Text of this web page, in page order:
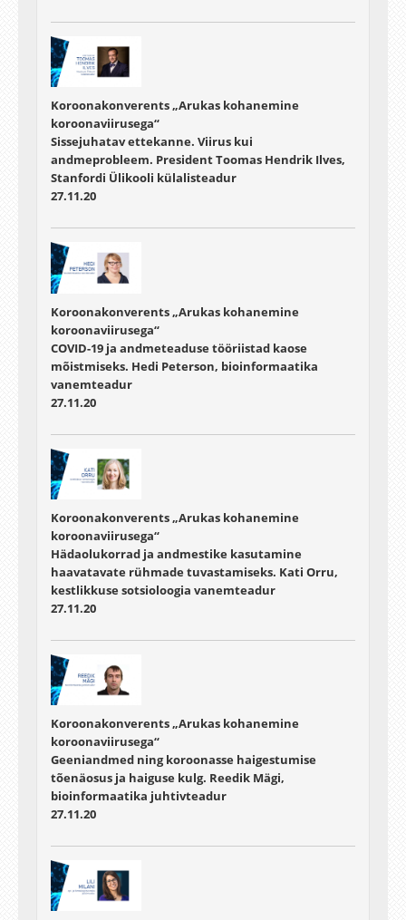
Koroonakonverents „Arukas kohanemine
koroonaviirusega“
Sissejuhatav ettekanne. Viirus kui
andmeprobleem. President Toomas Hendrik Ilves,
Stanfordi Ülikooli külalisteadur
27.11.20
Koroonakonverents „Arukas kohanemine
koroonaviirusega“
COVID-19 ja andmeteaduse tööriistad kaose
mõistmiseks. Hedi Peterson, bioinformaatika
vanemteadur
27.11.20
Koroonakonverents „Arukas kohanemine
koroonaviirusega“
Hädaolukorrad ja andmestike kasutamine
haavatavate rühmade tuvastamiseks. Kati Orru,
kestlikkuse sotsioloogia vanemteadur
27.11.20
Koroonakonverents „Arukas kohanemine
koroonaviirusega“
Geeniandmed ning koroonasse haigestumise
tõenäosus ja haiguse kulg. Reedik Mägi,
bioinformaatika juhtivteadur
27.11.20